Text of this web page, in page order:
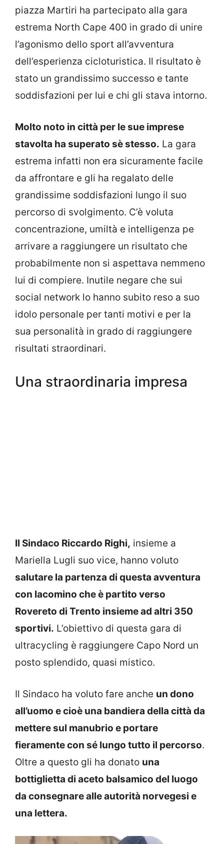
piazza Martiri ha partecipato alla gara
estrema North Cape 400 in grado di unire
l’agonismo dello sport all’avventura
dell’esperienza cicloturistica. Il risultato è
stato un grandissimo successo e tante
soddisfazioni per lui e chi gli stava intorno.
Molto noto in città per le sue imprese
stavolta ha superato sè stesso. La gara
estrema infatti non era sicuramente facile
da affrontare e gli ha regalato delle
grandissime soddisfazioni lungo il suo
percorso di svolgimento. C’è voluta
concentrazione, umiltà e intelligenza pe
arrivare a raggiungere un risultato che
probabilmente non si aspettava nemmeno
lui di compiere. Inutile negare che sui
social network lo hanno subito reso a suo
idolo personale per tanti motivi e per la
sua personalità in grado di raggiungere
risultati straordinari.
Una straordinaria impresa
Il Sindaco Riccardo Righi, insieme a
Mariella Lugli suo vice, hanno voluto
salutare la partenza di questa avventura
con Iacomino che è partito verso
Rovereto di Trento insieme ad altri 350
sportivi. L’obiettivo di questa gara di
ultracycling è raggiungere Capo Nord un
posto splendido, quasi mistico.
Il Sindaco ha voluto fare anche un dono
all’uomo e cioè una bandiera della città da
mettere sul manubrio e portare
fieramente con sé lungo tutto il percorso.
Oltre a questo gli ha donato una
bottiglietta di aceto balsamico del luogo
da consegnare alle autorità norvegesi e
una lettera.